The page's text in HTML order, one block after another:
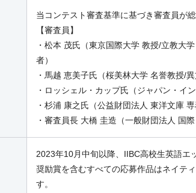
当コンテスト審査基準に基づき審査員が
【審査員】
・松本 茂氏（東京国際大学 教授/立教大
者）
・馬越 恵美子氏（桜美林大学 名誉教授/異
・ロッシェル・カップ氏（ジャパン・イ
・杉浦 康之氏（公益財団法人 東洋文庫
・審査員長 大橋 圭造（一般財団法人 国
2023年10月中旬以降、IIBC高校生英語エ
奨励賞を含むすべての応募作品はネイテ
す。